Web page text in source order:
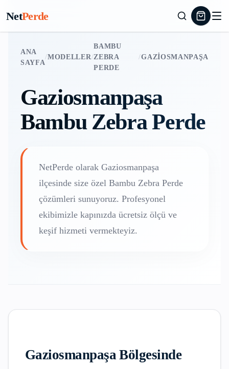
NetPerde
ANA
SAYFA
/MODELLER/
BAMBU
ZEBRA
PERDE
/GAZIOSMANPAŞA
Gaziosmanpaşa
Bambu Zebra Perde
NetPerde olarak Gaziosmanpaşa
ilçesinde size özel Bambu Zebra Perde
çözümleri sunuyoruz. Profesyonel
ekibimizle kapınızda ücretsiz ölçü ve
keşif hizmeti vermekteyiz.
GaziosmanpaşaBölgesinde